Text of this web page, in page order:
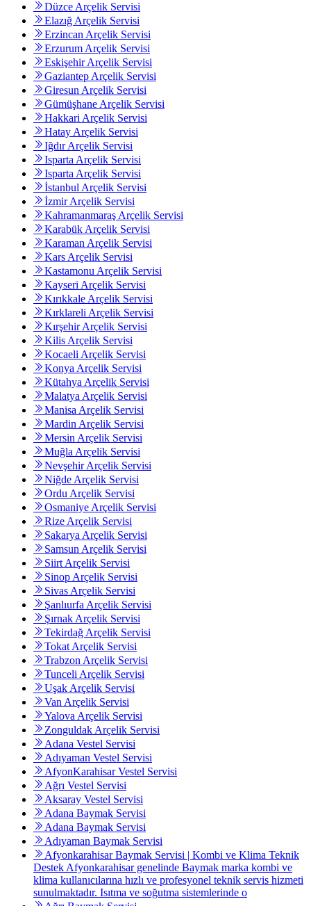
Düzce Arçelik Servisi
Elazığ Arçelik Servisi
Erzincan Arçelik Servisi
Erzurum Arçelik Servisi
Eskişehir Arçelik Servisi
Gaziantep Arçelik Servisi
Giresun Arçelik Servisi
Gümüşhane Arçelik Servisi
Hakkari Arçelik Servisi
Hatay Arçelik Servisi
Iğdır Arçelik Servisi
Isparta Arçelik Servisi
Isparta Arçelik Servisi
İstanbul Arçelik Servisi
İzmir Arçelik Servisi
Kahramanmaraş Arçelik Servisi
Karabük Arçelik Servisi
Karaman Arçelik Servisi
Kars Arçelik Servisi
Kastamonu Arçelik Servisi
Kayseri Arçelik Servisi
Kırıkkale Arçelik Servisi
Kırklareli Arçelik Servisi
Kırşehir Arçelik Servisi
Kilis Arçelik Servisi
Kocaeli Arçelik Servisi
Konya Arçelik Servisi
Kütahya Arçelik Servisi
Malatya Arçelik Servisi
Manisa Arçelik Servisi
Mardin Arçelik Servisi
Mersin Arçelik Servisi
Muğla Arçelik Servisi
Nevşehir Arçelik Servisi
Niğde Arçelik Servisi
Ordu Arçelik Servisi
Osmaniye Arçelik Servisi
Rize Arçelik Servisi
Sakarya Arçelik Servisi
Samsun Arçelik Servisi
Siirt Arçelik Servisi
Sinop Arçelik Servisi
Sivas Arçelik Servisi
Şanlıurfa Arçelik Servisi
Şırnak Arçelik Servisi
Tekirdağ Arçelik Servisi
Tokat Arçelik Servisi
Trabzon Arçelik Servisi
Tunceli Arçelik Servisi
Uşak Arçelik Servisi
Van Arçelik Servisi
Yalova Arçelik Servisi
Zonguldak Arçelik Servisi
Adana Vestel Servisi
Adıyaman Vestel Servisi
AfyonKarahisar Vestel Servisi
Ağrı Vestel Servisi
Aksaray Vestel Servisi
Adana Baymak Servisi
Adana Baymak Servisi
Adıyaman Baymak Servisi
Afyonkarahisar Baymak Servisi | Kombi ve Klima Teknik
Destek Afyonkarahisar genelinde Baymak marka kombi ve
klima kullanıcılarına hızlı ve profesyonel teknik servis hizmeti
sunulmaktadır. Isıtma ve soğutma sistemlerinde o